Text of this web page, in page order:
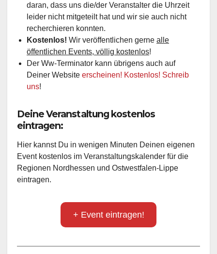
daran, dass uns die/der Veranstalter die Uhrzeit
leider nicht mitgeteilt hat und wir sie auch nicht
recherchieren konnten.
Kostenlos! Wir veröffentlichen gerne alle
öffentlichen Events, völlig kostenlos!
Der Ww-Terminator kann übrigens auch auf
Deiner Website erscheinen! Kostenlos! Schreib
uns!
Deine Veranstaltung kostenlos
eintragen:
Hier kannst Du in wenigen Minuten Deinen eigenen
Event kostenlos im Veranstaltungskalender für die
Regionen Nordhessen und Ostwestfalen-Lippe
eintragen.
+ Event eintragen!